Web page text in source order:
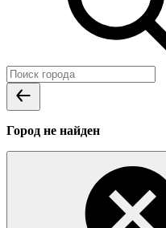
Город не найден